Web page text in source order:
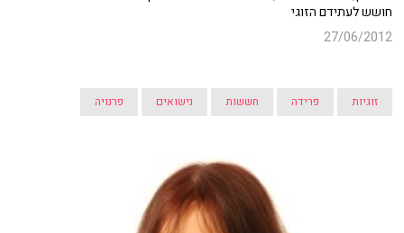
חושש לעתידם הזוגי
27/06/2012
זוגיות פרידה חששות נישואים פרנויה